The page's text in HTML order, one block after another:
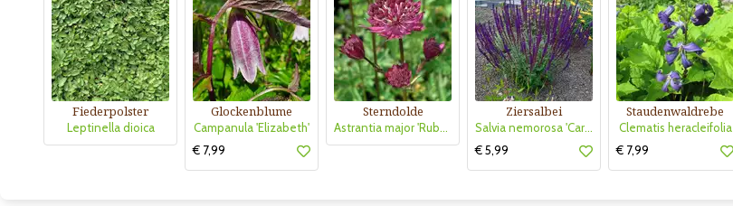
Fiederpolster
Leptinella dioica
Glockenblume
Campanula 'Elizabeth'
€ 7,99
Sterndolde
Astrantia major 'Ruby Wedding'
Ziersalbei
Salvia nemorosa 'Caradonna'
€ 5,99
Staudenwaldrebe
Clematis heracleifolia
€ 7,99